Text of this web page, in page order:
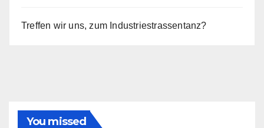
Treffen wir uns, zum Industriestrassentanz?
You missed